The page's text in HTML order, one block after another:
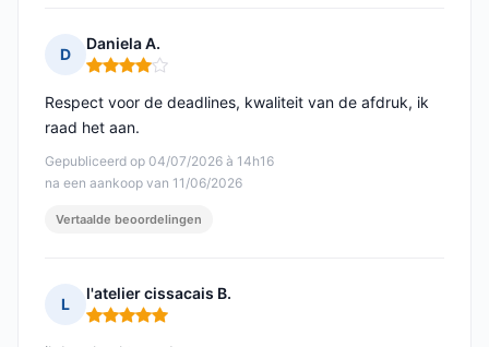
D
Daniela A.
Opmerking: 4 van 5
Gepubliceerd op 04/07/2026 à 14h16
na een aankoop van 11/06/2026
Respect voor de deadlines, kwaliteit van de afdruk, ik
raad het aan.
Vertaalde beoordelingen
L
l'atelier cissacais B.
Opmerking: 5 van 5